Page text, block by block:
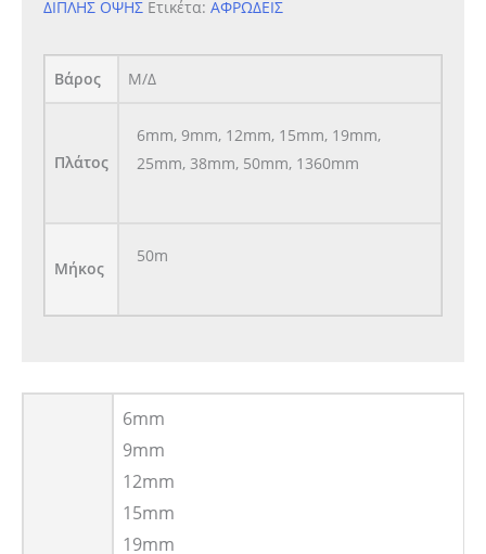
∆ΙΠΛΗΣ ΟΨΗΣ Ετικέτα: ΑΦΡΩΔΕΙΣ
Βάρος Μ/Δ
Πλάτος
6mm, 9mm, 12mm, 15mm, 19mm,
25mm, 38mm, 50mm, 1360mm
Μήκος
50m
6mm
9mm
12mm
15mm
19mm